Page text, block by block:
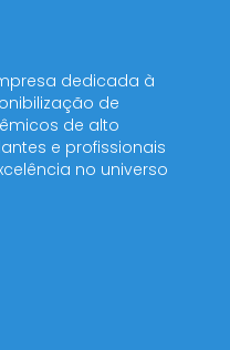
dedicada à
de
de alto
e profissionais
no universo